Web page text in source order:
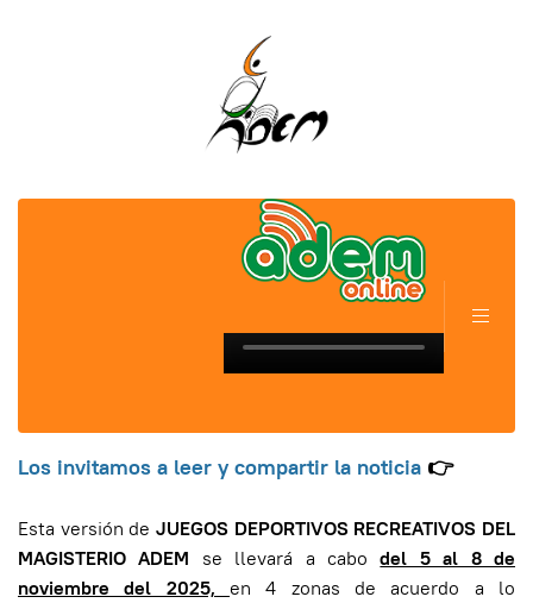
Los invitamos a leer y compartir la noticia 👉
Esta versión de JUEGOS DEPORTIVOS RECREATIVOS DEL
MAGISTERIO ADEM se llevará a cabodel 5 al 8 de
noviembre del 2025, en 4 zonas de acuerdo a lo